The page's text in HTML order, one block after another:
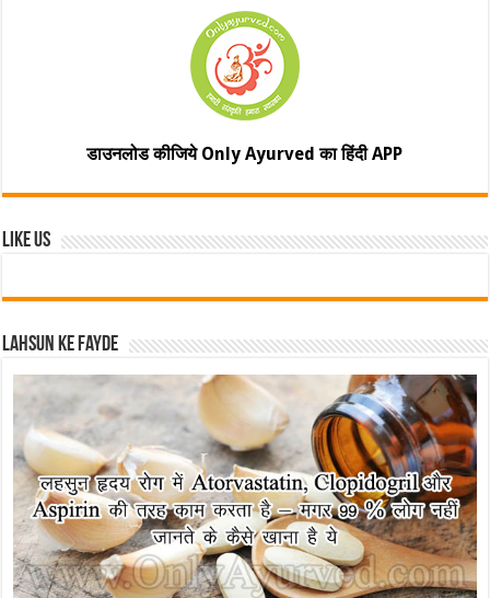
डाउनलोड कीजिये Only Ayurved का हिंदी APP
Like Us
Lahsun ke fayde